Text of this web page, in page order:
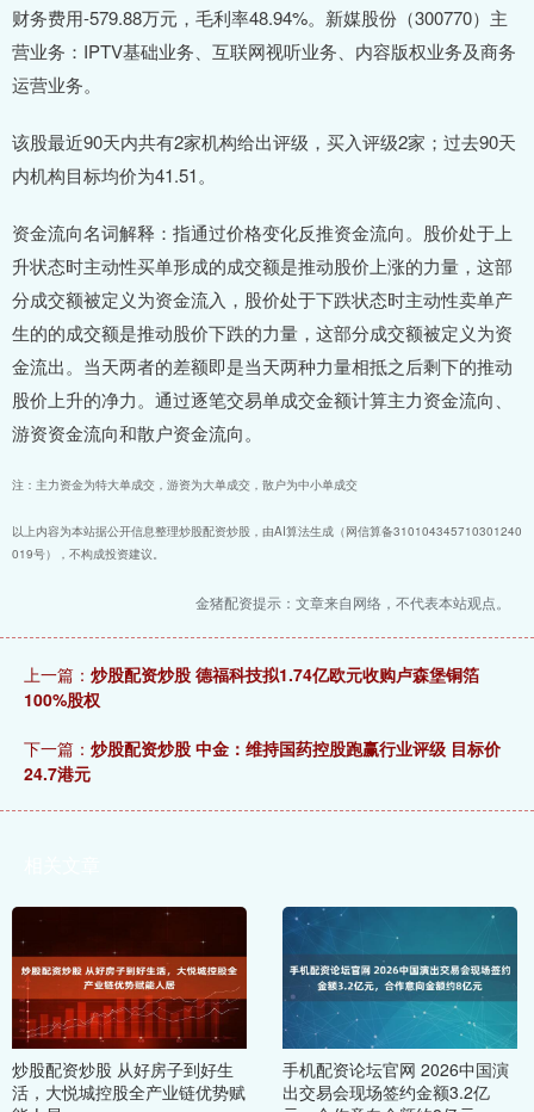
财务费用-579.88万元，毛利率48.94%。新媒股份（300770）主
营业务：IPTV基础业务、互联网视听业务、内容版权业务及商务
运营业务。
该股最近90天内共有2家机构给出评级，买入评级2家；过去90天
内机构目标均价为41.51。
资金流向名词解释：指通过价格变化反推资金流向。股价处于上
升状态时主动性买单形成的成交额是推动股价上涨的力量，这部
分成交额被定义为资金流入，股价处于下跌状态时主动性卖单产
生的的成交额是推动股价下跌的力量，这部分成交额被定义为资
金流出。当天两者的差额即是当天两种力量相抵之后剩下的推动
股价上升的净力。通过逐笔交易单成交金额计算主力资金流向、
游资资金流向和散户资金流向。
注：主力资金为特大单成交，游资为大单成交，散户为中小单成交
以上内容为本站据公开信息整理炒股配资炒股，由AI算法生成（网信算备310104345710301240
019号），不构成投资建议。
金猪配资提示：文章来自网络，不代表本站观点。
上一篇： 炒股配资炒股 德福科技拟1.74亿欧元收购卢森堡铜箔
100%股权
下一篇： 炒股配资炒股 中金：维持国药控股跑赢行业评级 目标价
24.7港元
炒股配资炒股 从好房子到好生
活，大悦城控股全产业链优势赋
手机配资论坛官网 2026中国演
出交易会现场签约金额3.2亿